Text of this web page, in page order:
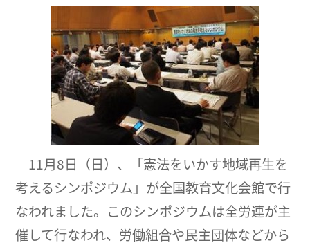
11月8日（日）、「憲法をいかす地域再生を
考えるシンポジウム」が全国教育文化会館で行
なわれました。このシンポジウムは全労連が主
催して行なわれ、労働組合や民主団体などから